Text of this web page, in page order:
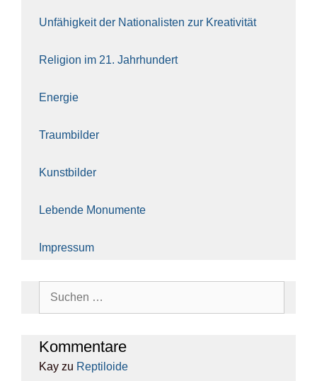
Unfä­hig­keit der Natio­na­lis­ten zur Krea­ti­vi­tät
Reli­gi­on im 21. Jahr­hun­dert
Ener­gie
Traum­bil­der
Kunst­bil­der
Leben­de Monu­men­te
Impres­sum
Kom­men­ta­re
Kay zu Rep­ti­lo­ide